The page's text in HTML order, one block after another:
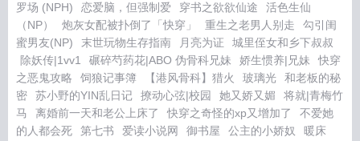
罗场 (NPH)
恋爱脑，但强制爱 穿书之欲欲仙途
活色生仙
（NP）
炮灰女配被扑倒了「快穿」 重生之老男人别走
勾引闺
蜜男友(NP)
末世玩物生存指南 月亮为证
城里侄女和乡下叔叔
除妖传|1vv1
碾碎芍药花|ABO 伪骨科兄妹 娇生惯养|兄妹
快穿
之恶鬼攻略
饲狼记事簿 【港风骨科】猎火 玻璃光
和老板的秘
密
苏小野的YIN乱日记 撩动心弦|校园 她又娇又媚
将就|青梅竹
马
离婚前一天和老公上床了 快穿之奇怪的xp又增加了
不爱她
的人都会死
第七书 爱读小说网 御书屋 公主的小娇奴
暖床